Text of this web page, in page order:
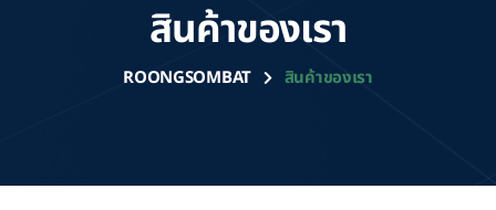
สินค้าของเรา
ROONGSOMBAT สินค้าของเรา